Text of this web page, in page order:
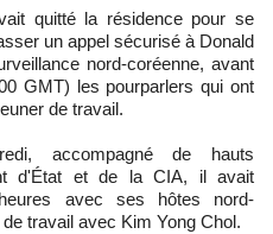
quitté la résidence pour se
un appel sécurisé à Donald
nord-coréenne, avant
GMT) les pourparlers qui ont
de travail.
accompagné de hauts
d'État et de la CIA, il avait
avec ses hôtes nord-
travail avec Kim Yong Chol.